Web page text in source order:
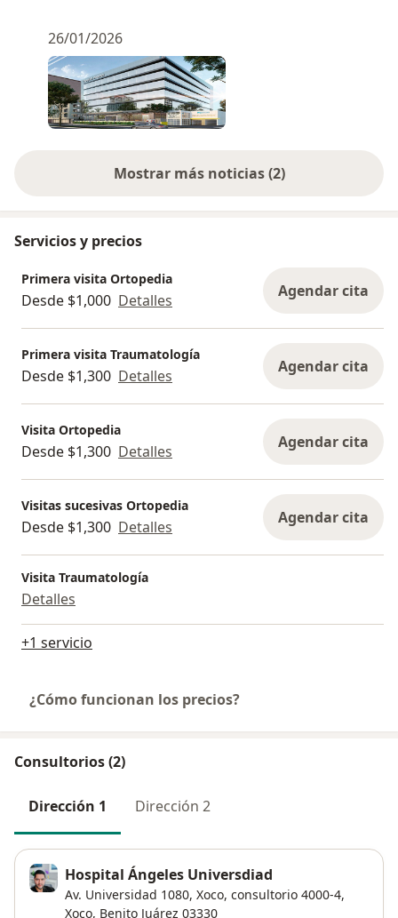
26/01/2026
Mostrar más noticias (2)
Servicios y precios
Primera visita Ortopedia
Desde $1,000 Detalles Agendar cita
Primera visita Traumatología
Desde $1,300 Detalles Agendar cita
Visita Ortopedia
Desde $1,300 Detalles Agendar cita
Visitas sucesivas Ortopedia
Desde $1,300 Detalles Agendar cita
Visita Traumatología
Detalles
+1 servicio
¿Cómo funcionan los precios?
Consultorios (2)
Dirección 1 Dirección 2
Hospital Ángeles Universdiad
Av. Universidad 1080, Xoco, consultorio 4000-4,
Xoco, Benito Juárez 03330